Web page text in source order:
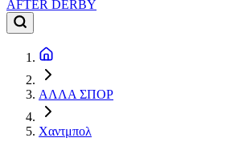
AFTER DERBY
ΑΛΛΑ ΣΠΟΡ
Χαντμπολ